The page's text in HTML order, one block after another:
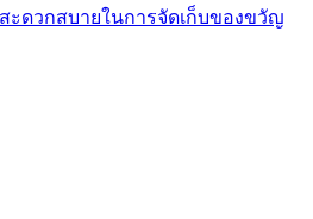
ะดวกสบายในการจัดเก็บของขวัญ